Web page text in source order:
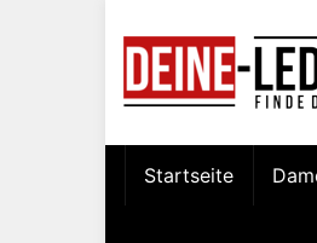
Startseite